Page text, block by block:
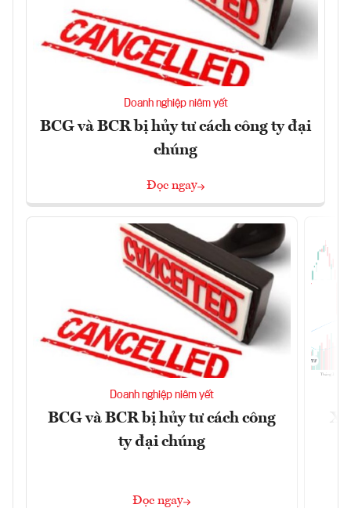
Doanh nghiệp niêm yết
BCG và BCR bị hủy tư cách công ty đại
chúng
Đọc ngay
Doanh nghiệp niêm yết
BCG và BCR bị hủy tư cách công
ty đại chúng
Đọc ngay